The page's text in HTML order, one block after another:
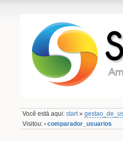
Você está aqui:start»
Visitou: • comparador_usuarios